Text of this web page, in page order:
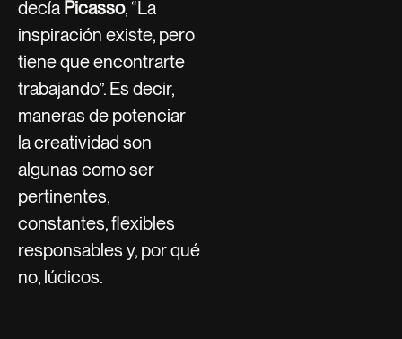
decía Picasso, “La
inspiración existe, pero
tiene que encontrarte
trabajando”. Es decir,
maneras de potenciar
la creatividad son
algunas como ser
pertinentes,
constantes, flexibles
responsables y, por qué
no, lúdicos.